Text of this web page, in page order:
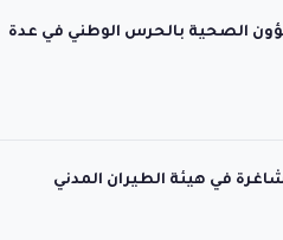
الصحية بالحرس الوطني في عدة
في هيئة الطيران المدني